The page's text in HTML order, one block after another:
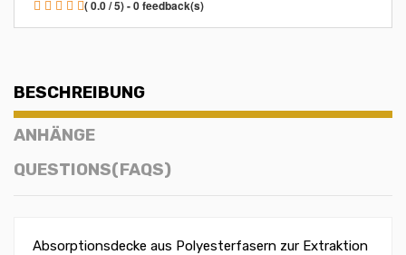
( 0.0 / 5) - 0 feedback(s)
BESCHREIBUNG
ANHÄNGE
QUESTIONS(FAQS)
Absorptionsdecke aus Polyesterfasern zur Extraktion